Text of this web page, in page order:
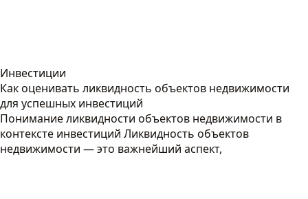
Инвестиции
Как оценивать ликвидность объектов недвижимости
для успешных инвестиций
Понимание ликвидности объектов недвижимости в
контексте инвестиций Ликвидность объектов
недвижимости — это важнейший аспект,